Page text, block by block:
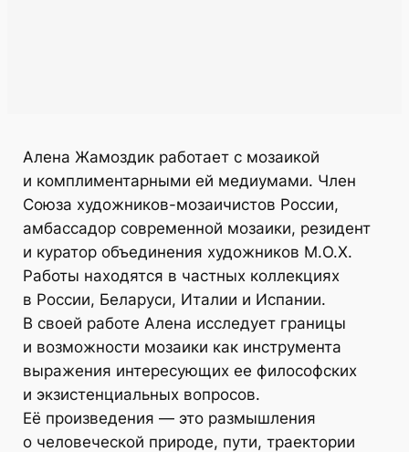
Алена Жамоздик работает с мозаикой
и комплиментарными ей медиумами. Член
Союза художников-мозаичистов России,
амбассадор современной мозаики, резидент
и куратор объединения художников М.О.Х.
Работы находятся в частных коллекциях
в России, Беларуси, Италии и Испании.
В своей работе Алена исследует границы
и возможности мозаики как инструмента
выражения интересующих ее философских
и экзистенциальных вопросов.
Её произведения — это размышления
о человеческой природе, пути, траектории